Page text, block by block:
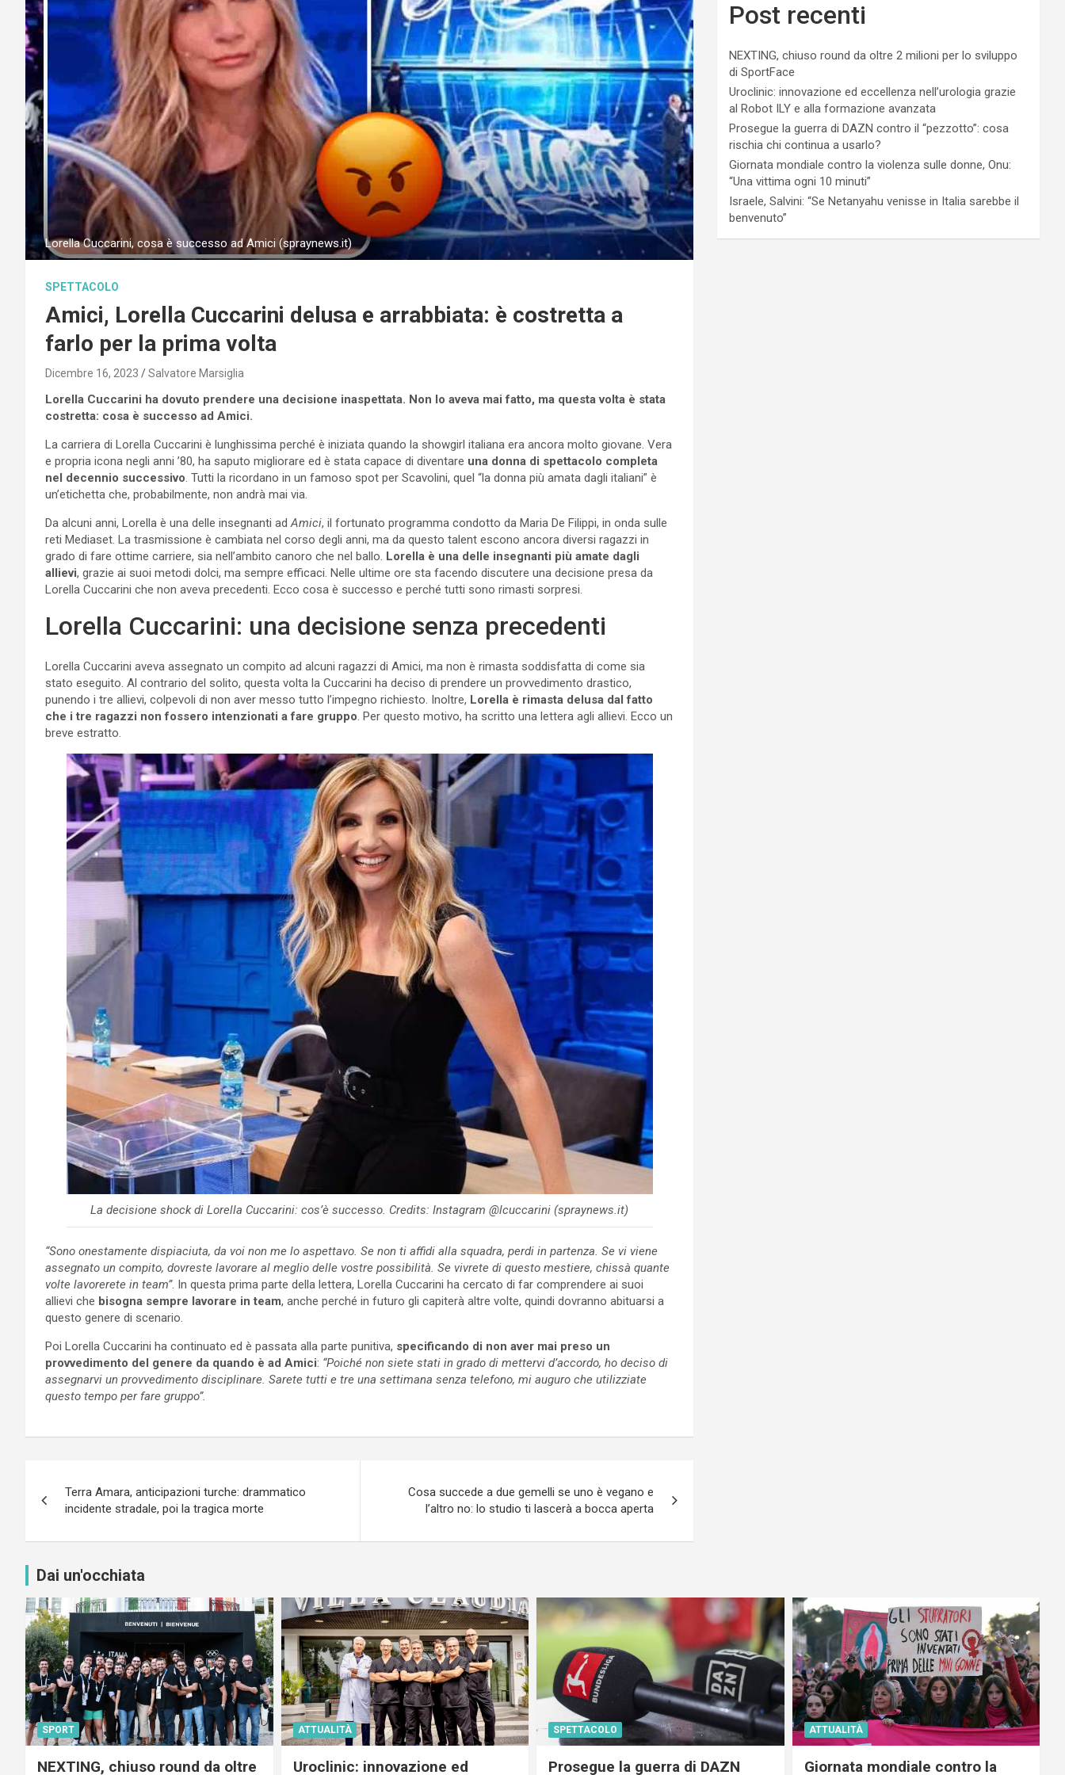
Lorella Cuccarini, cosa è successo ad Amici (spraynews.it)
SPETTACOLO
Amici, Lorella Cuccarini delusa e arrabbiata: è costretta a
farlo per la prima volta
Dicembre 16, 2023 Salvatore Marsiglia
Lorella Cuccarini ha dovuto prendere una decisione inaspettata. Non lo aveva mai fatto, ma questa volta è stata
costretta: cosa è successo ad Amici.
La carriera di Lorella Cuccarini è lunghissima perché è iniziata quando la showgirl italiana era ancora molto giovane. Vera
e propria icona negli anni ’80, ha saputo migliorare ed è stata capace di diventare una donna di spettacolo completa
nel decennio successivo . Tutti la ricordano in un famoso spot per Scavolini, quel “la donna più amata dagli italiani” è
un’etichetta che, probabilmente, non andrà mai via.
Da alcuni anni, Lorella è una delle insegnanti ad Amici, il fortunato programma condotto da Maria De Filippi, in onda sulle
reti Mediaset. La trasmissione è cambiata nel corso degli anni, ma da questo talent escono ancora diversi ragazzi in
grado di fare ottime carriere, sia nell’ambito canoro che nel ballo. Lorella è una delle insegnanti più amate dagli
allievi, grazie ai suoi metodi dolci, ma sempre efficaci. Nelle ultime ore sta facendo discutere una decisione presa da
Lorella Cuccarini che non aveva precedenti. Ecco cosa è successo e perché tutti sono rimasti sorpresi.
Lorella Cuccarini: una decisione senza precedenti
Lorella Cuccarini aveva assegnato un compito ad alcuni ragazzi di Amici, ma non è rimasta soddisfatta di come sia
stato eseguito. Al contrario del solito, questa volta la Cuccarini ha deciso di prendere un provvedimento drastico,
punendo i tre allievi, colpevoli di non aver messo tutto l’impegno richiesto. Inoltre, Lorella è rimasta delusa dal fatto
che i tre ragazzi non fossero intenzionati a fare gruppo . Per questo motivo, ha scritto una lettera agli allievi. Ecco un
breve estratto.
La decisione shock di Lorella Cuccarini: cos’è successo. Credits: Instagram @lcuccarini (spraynews.it)
“Sono onestamente dispiaciuta, da voi non me lo aspettavo. Se non ti affidi alla squadra, perdi in partenza. Se vi viene
assegnato un compito, dovreste lavorare al meglio delle vostre possibilità. Se vivrete di questo mestiere, chissà quante
volte lavorerete in team”. In questa prima parte della lettera, Lorella Cuccarini ha cercato di far comprendere ai suoi
allievi che bisogna sempre lavorare in team, anche perché in futuro gli capiterà altre volte, quindi dovranno abituarsi a
questo genere di scenario.
Poi Lorella Cuccarini ha continuato ed è passata alla parte punitiva, specificando di non aver mai preso un
provvedimento del genere da quando è ad Amici: “Poiché non siete stati in grado di mettervi d’accordo, ho deciso di
assegnarvi un provvedimento disciplinare. Sarete tutti e tre una settimana senza telefono, mi auguro che utilizziate
questo tempo per fare gruppo”.
articoli
Terra Amara, anticipazioni turche: drammatico
incidente stradale, poi la tragica morte
Cosa succede a due gemelli se uno è vegano e
l’altro no: lo studio ti lascerà a bocca aperta
Post recenti
NEXTING, chiuso round da oltre 2 milioni per lo sviluppo
di SportFace
Uroclinic: innovazione ed eccellenza nell’urologia grazie
al Robot ILY e alla formazione avanzata
Prosegue la guerra di DAZN contro il “pezzotto”: cosa
rischia chi continua a usarlo?
Giornata mondiale contro la violenza sulle donne, Onu:
“Una vittima ogni 10 minuti”
Israele, Salvini: “Se Netanyahu venisse in Italia sarebbe il
benvenuto”
Dai un'occhiata
SPORT
NEXTING, chiuso round da oltre
ATTUALITÀ
Uroclinic: innovazione ed
SPETTACOLO
Prosegue la guerra di DAZN
ATTUALITÀ
Giornata mondiale contro la